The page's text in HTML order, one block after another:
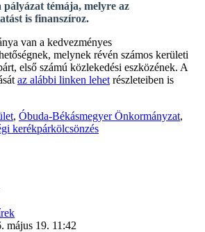
pályázat témája, melyre az
is finanszíroz.
van a kedvezményes
melynek révén számos kerületi
első számú közlekedési eszközének. A
az alábbi linken lehet részleteiben is
, Óbuda-Békásmegyer Önkormányzat,
kerékpárkölcsönzés
május 19. 11:42